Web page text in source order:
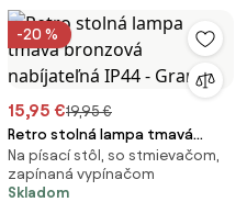
-20 %
15,95 €19,95 €
Retro stolná lampa tmavá
bronzová nabíjateľná IP44 -
Granny
Na písací stôl, so stmievačom,
zapínaná vypínačom
Skladom